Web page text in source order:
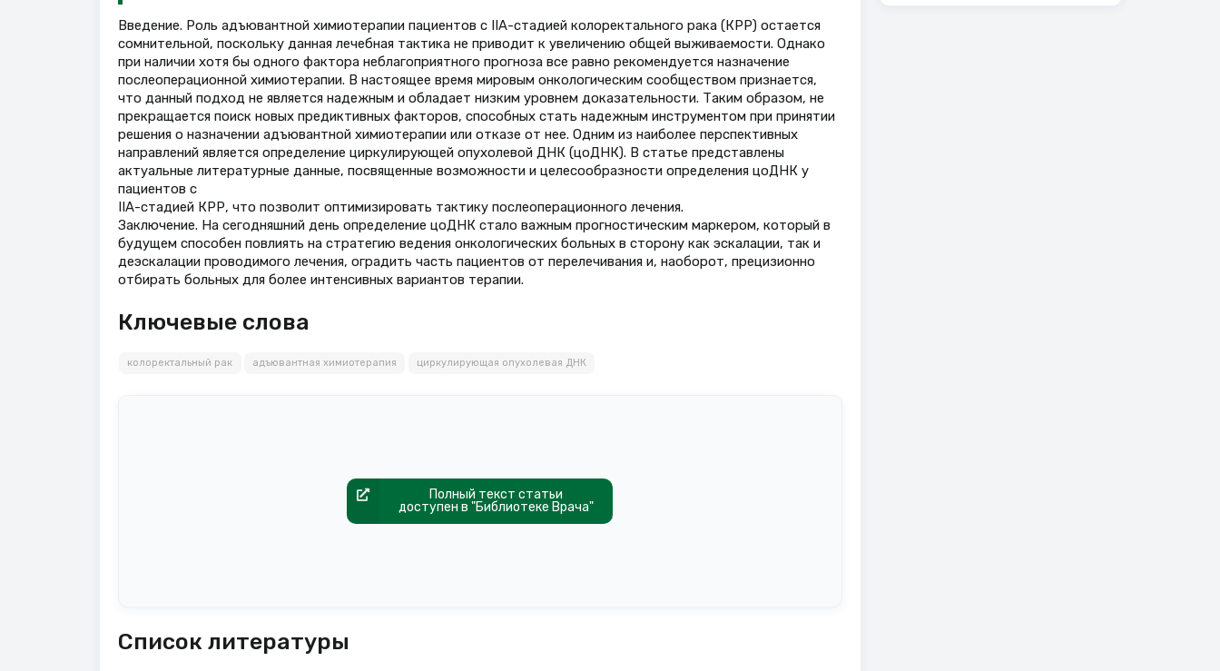
Введение. Роль адъювантной химиотерапии пациентов с IIА-стадией колоректального рака (КРР) остается
сомнительной, поскольку данная лечебная тактика не приводит к увеличению общей выживаемости. Однако
при наличии хотя бы одного фактора неблагоприятного прогноза все равно рекомендуется назначение
послеоперационной химиотерапии. В настоящее время мировым онкологическим сообществом признается,
что данный подход не является надежным и обладает низким уровнем доказательности. Таким образом, не
прекращается поиск новых предиктивных факторов, способных стать надежным инструментом при принятии
решения о назначении адъювантной химиотерапии или отказе от нее. Одним из наиболее перспективных
направлений является определение циркулирующей опухолевой ДНК (цоДНК). В статье представлены
актуальные литературные данные, посвященные возможности и целесообразности определения цоДНК у
пациентов с
IIА-стадией КРР, что позволит оптимизировать тактику послеоперационного лечения.
Заключение. На сегодняшний день определение цоДНК стало важным прогностическим маркером, который в
будущем способен повлиять на стратегию ведения онкологических больных в сторону как эскалации, так и
деэскалации проводимого лечения, оградить часть пациентов от перелечивания и, наоборот, прецизионно
отбирать больных для более интенсивных вариантов терапии.
Ключевые слова
колоректальный рак адъювантная химиотерапия циркулирующая опухолевая ДНК
Полный текст статьи
доступен в "Библиотеке Врача"
Список литературы